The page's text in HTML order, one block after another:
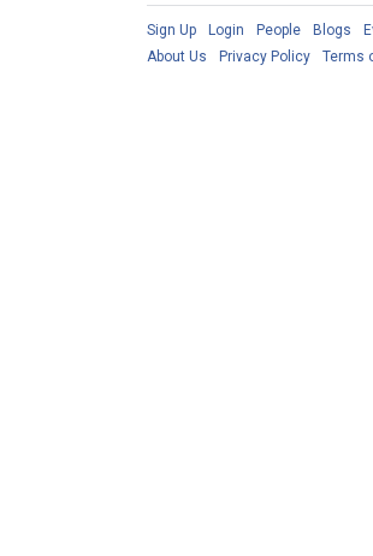
Sign Up Login People Blogs
About Us
Privacy Policy Terms